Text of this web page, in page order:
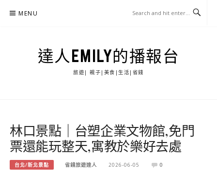
MENU
達人EMILY的播報台
旅遊| 親子|美食|生活|省錢
林口景點｜台塑企業文物館,免門
票還能玩整天,寓教於樂好去處
台北/新北景點 省錢旅遊達人 2026-06-05 0